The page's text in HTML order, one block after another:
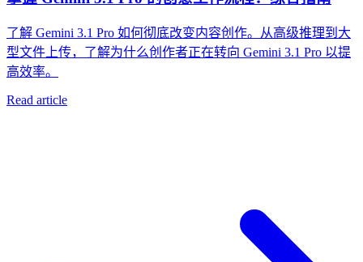
了解 Gemini 3.1 Pro 如何彻底改变内容创作。从高级推理到大
型文件上传，了解为什么创作者正在转向 Gemini 3.1 Pro 以提
高效率。
Read article